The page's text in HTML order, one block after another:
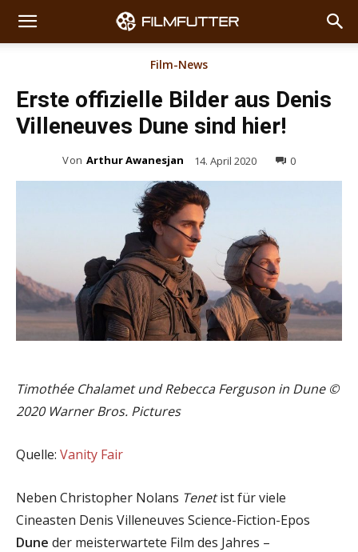
Film-News
Erste offizielle Bilder aus Denis
Villeneuves Dune sind hier!
Von Arthur Awanesjan 14. April 2020 0
Timothée Chalamet und Rebecca Ferguson in Dune ©
2020 Warner Bros. Pictures
Quelle: Vanity Fair
Neben Christopher Nolans Tenetist für viele
Cineasten Denis Villeneuves Science-Fiction-Epos
Dune der meisterwartete Film des Jahres –